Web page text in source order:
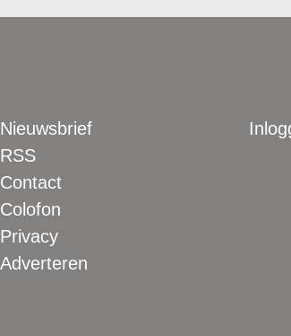
Nieuwsbrief
RSS
Contact
Colofon
Privacy
Adverteren